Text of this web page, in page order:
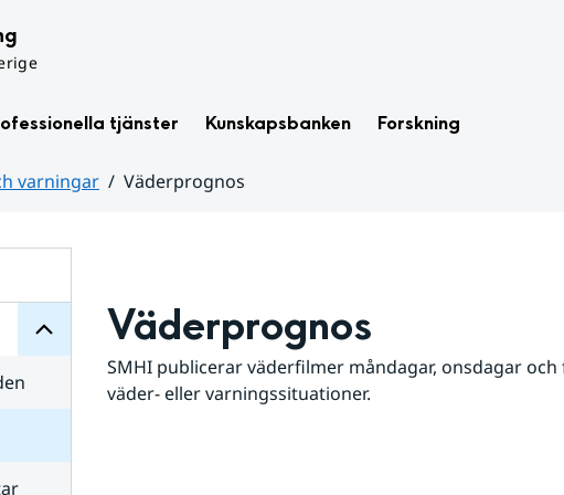
tjänster Kunskapsbanken Forskning
varningar
Väderprognos
för
Väderprognos
SMHI publicerar väderfilmer måndagar, onsdagar och
väder- eller varningssituationer.